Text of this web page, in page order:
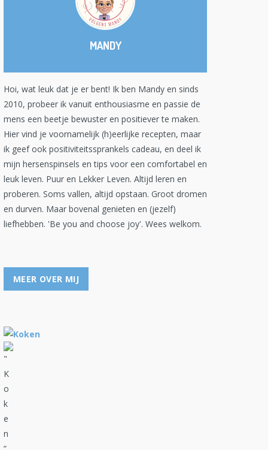
MANDY
Hoi, wat leuk dat je er bent! Ik ben Mandy en sinds
2010, probeer ik vanuit enthousiasme en passie de
mens een beetje bewuster en positiever te maken.
Hier vind je voornamelijk (h)eerlijke recepten, maar
ik geef ook positiviteitssprankels cadeau, en deel ik
mijn hersenspinsels en tips voor een comfortabel en
leuk leven. Puur en Lekker Leven. Altijd leren en
proberen. Soms vallen, altijd opstaan. Groot dromen
en durven. Maar bovenal genieten en (jezelf)
liefhebben. 'Be you and choose joy'. Wees welkom.
MEER OVER MIJ